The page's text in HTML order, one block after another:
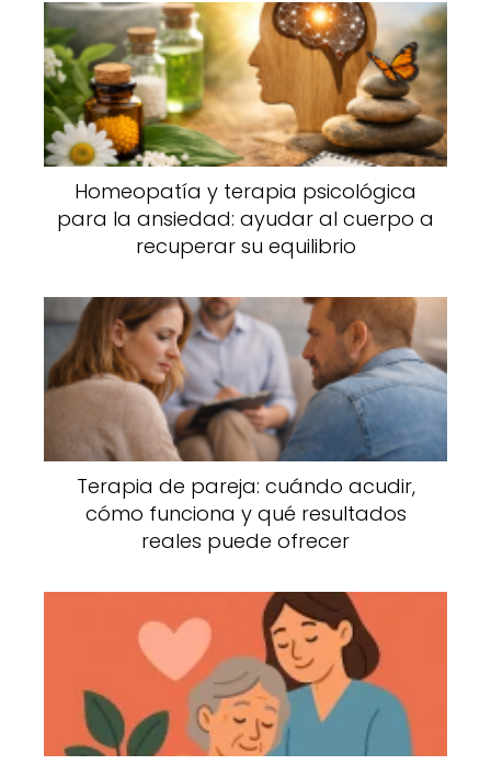
Homeopatía y terapia psicológica
para la ansiedad: ayudar al cuerpo a
recuperar su equilibrio
Terapia de pareja: cuándo acudir,
cómo funciona y qué resultados
reales puede ofrecer